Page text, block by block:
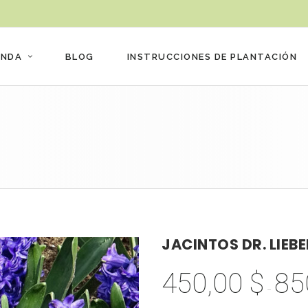
BLOG INSTRUCCIONES DE PLANTACIÓN
JACINTOS DR.
450,00 $ -